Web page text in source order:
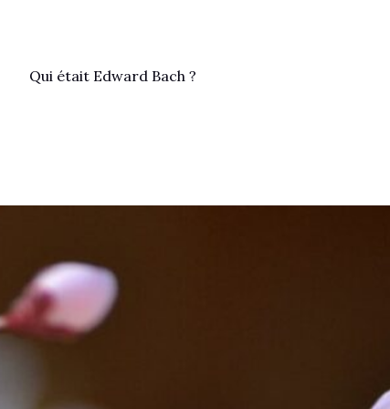
Qui était Edward Bach ?